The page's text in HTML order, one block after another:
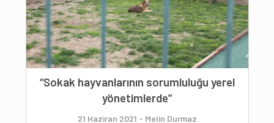
“Sokak hayvanlarının sorumluluğu yerel
yönetimlerde”
21 Haziran 2021 - Melin Durmaz